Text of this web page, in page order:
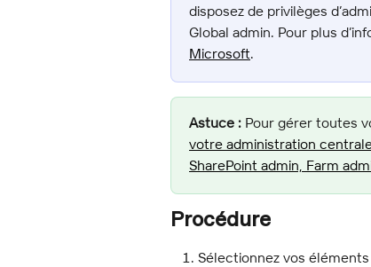
disposez de privilèges
Global admin. Pour plus
Microsoft.
Astuce : Pour gérer toutes
votre administration
SharePoint admin, Farm
Procédure
Sélectionnez vos éléments